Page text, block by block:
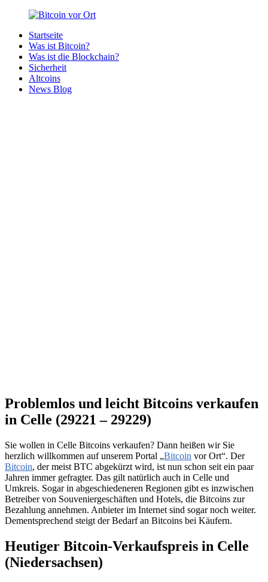
Zurück
Inhalt
Bitcoin
Bitcoins
deiner
Region
Startseite
Was ist Bitcoin?
Was ist die Blockchain?
Sicherheit
Altcoins
News Blog
Problemlos und leicht Bitcoins verkaufen
in Celle (29221 – 29229)
Sie wollen in Celle Bitcoins verkaufen? Dann heißen wir Sie
herzlich willkommen auf unserem Portal „Bitcoin vor Ort“. Der
Bitcoin, der meist BTC abgekürzt wird, ist nun schon seit ein paar
Jahren immer gefragter. Das gilt natürlich auch in Celle und
Umkreis. Sogar in abgeschiedeneren Regionen gibt es inzwischen
Betreiber von Souveniergeschäften und Hotels, die Bitcoins zur
Bezahlung annehmen. Anbieter im Internet sind sogar noch weiter.
Dementsprechend steigt der Bedarf an Bitcoins bei Käufern.
Heutiger Bitcoin-Verkaufspreis in Celle
(Niedersachsen)